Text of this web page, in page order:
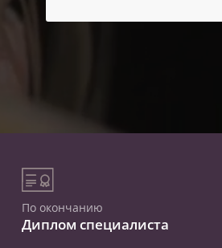
По окончанию
Диплом специалиста